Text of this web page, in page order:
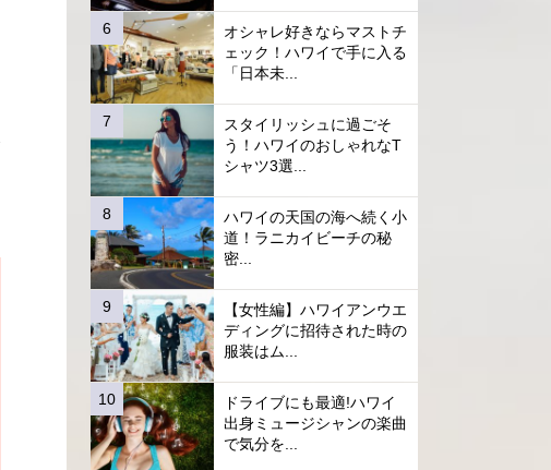
オシャレ好きならマストチ
ェック！ハワイで手に入る
「日本未...
スタイリッシュに過ごそ
う！ハワイのおしゃれなT
シャツ3選...
ハワイの天国の海へ続く小
道！ラニカイビーチの秘
密...
【女性編】ハワイアンウエ
ディングに招待された時の
服装はム...
ドライブにも最適!ハワイ
出身ミュージシャンの楽曲
で気分を...